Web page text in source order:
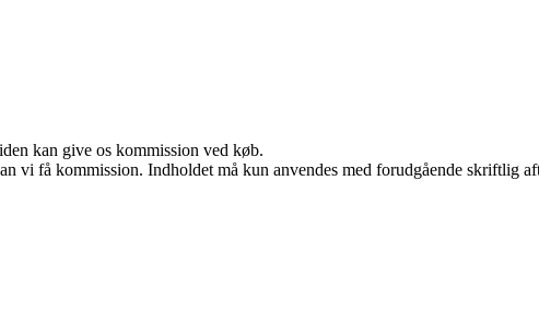
kan give os kommission ved køb.
vi få kommission. Indholdet må kun anvendes med forudgående skriftlig